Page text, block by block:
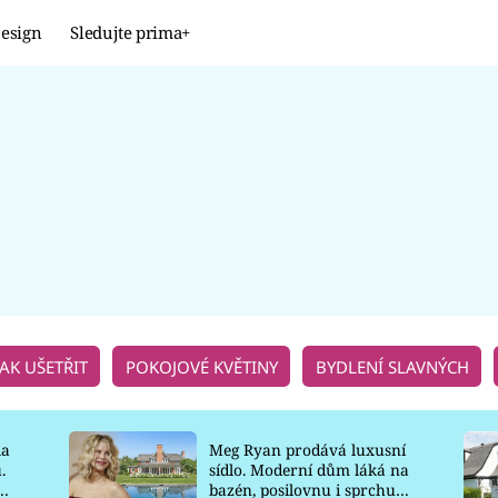
Sledujte prima+
UŠETŘIT POKOJOVÉ KVĚTINY BYDLENÍ SLAVNÝCH
Meg Ryan prodává luxusní
sídlo. Moderní dům láká na
bazén, posilovnu i sprchu